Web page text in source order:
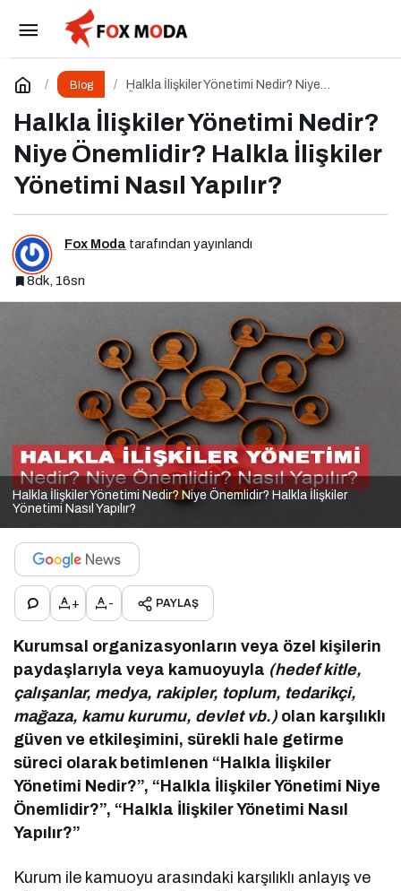
Blog
Halkla İlişkiler Yönetimi Nedir? Niye
Yapılır?
Halkla İlişkiler Yönetimi Nedir?
Niye Önemlidir? Halkla İlişkiler
Yönetimi Nasıl Yapılır?
Fox Moda tarafından yayınlandı
8dk, 16sn
Halkla İlişkiler Yönetimi Nedir? Niye Önemlidir? Halkla İlişkiler
Yönetimi Nasıl Yapılır?
+ - PAYLAŞ
Kurumsal organizasyonların veya özel kişilerin
paydaşlarıyla veya kamuoyuyla (hedef kitle,
çalışanlar, medya, rakipler, toplum, tedarikçi,
mağaza, kamu kurumu, devlet vb.) olan karşılıklı
güven ve etkileşimini, sürekli hale getirme
süreci olarak betimlenen “Halkla İlişkiler
Yönetimi Nedir?”, “Halkla İlişkiler Yönetimi Niye
Önemlidir?”, “Halkla İlişkiler Yönetimi Nasıl
Yapılır?”
Kurum ile kamuoyu arasındaki karşılıklı anlayış ve
Marka Oluşturma Nedir? Niye Önemlidir?
Marka Oluşturma Nasıl Yapılır?
Yorum Yap